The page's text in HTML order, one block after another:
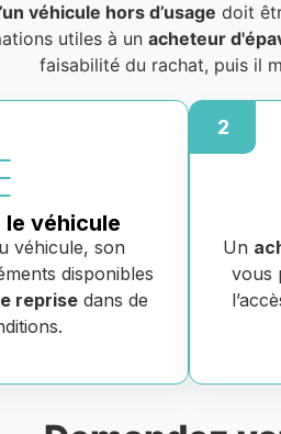
véhicule hors d’usage doit
utiles à un acheteur
faisabilité du rachat, puis il
véhicule
véhicule, son
disponibles
reprise dans de
2
Un
vous